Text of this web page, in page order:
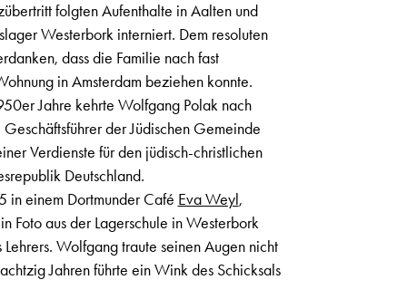
folgten Aufenthalte in Aalten und
Westerbork interniert. Dem resoluten
dass die Familie nach fast
in Amsterdam beziehen konnte.
Jahre kehrte Wolfgang Polak nach
der Jüdischen Gemeinde
Verdienste für den jüdisch-christlichen
Deutschland.
in einem Dortmunder Café Eva Weyl,
Foto aus der Lagerschule in Westerbork
Wolfgang traute seinen Augen nicht
Jahren führte ein Wink des Schicksals